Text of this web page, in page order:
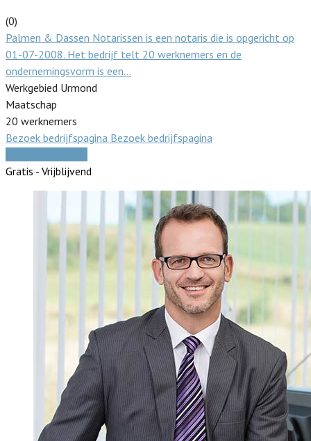
(0)
Palmen & Dassen Notarissen is een notaris die is opgericht op
01-07-2008. Het bedrijf telt 20 werknemers en de
ondernemingsvorm is een…
Werkgebied Urmond
Maatschap
20 werknemers
Bezoek bedrijfspagina Bezoek bedrijfspagina
Gratis - Vrijblijvend